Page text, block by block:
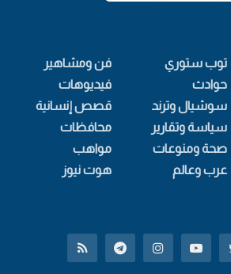
توب ستوري
حوادث
سوشيال وترند
سياسة وتقارير
صحة ومنوعات
عرب وعالم
فن ومشاهير
فيديوهات
قصص إنسانية
محافظات
مواهب
هوت نيوز